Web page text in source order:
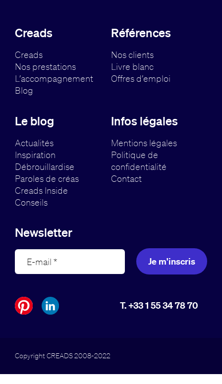
Creads
Creads
Nos prestations
L’accompagnement
Blog
Références
Nos clients
Livre blanc
Offres d’emploi
Le blog
Actualités
Inspiration
Débrouillardise
Paroles de créas
Creads Inside
Conseils
Infos légales
Mentions légales
Politique de
confidentialité
Contact
Newsletter
Je m'inscris
T. +33 1 55 34 78 70
Copyright CREADS 2008-2022